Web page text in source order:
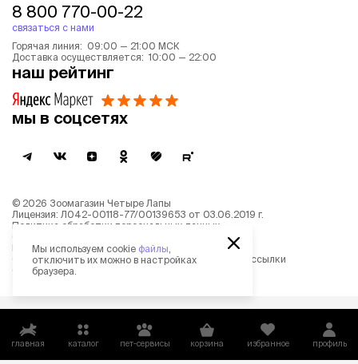
главная каталог пет-сервисы корзина избранное профиль
8 800 770-00-22
связаться с нами
Горячая линия: 09:00 — 21:00 МСК
Доставка осуществляется: 10:00 — 22:00
наш рейтинг
мы в соцсетях
© 2026 Зоомагазин Четыре Лапы
Лицензия: Л042-00118-77/00139653 от 03.06.2019 г.
Политика обработки персональных данных
Согласие на обработку персональных данных
Пользовательское соглашение
Согласие на получение новостной и рекламной рассылки
Описание рекомендательных алгоритмов
Мы используем cookie файлы
отключить их можно в настройках
браузера.